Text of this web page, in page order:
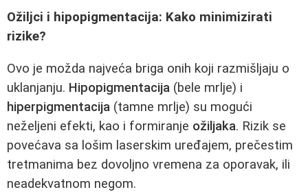
Ožiljci i hipopigmentacija: Kako minimizirati
rizike?
Ovo je možda najveća briga onih koji razmišljaju o
uklanjanju. Hipopigmentacija (bele mrlje) i
hiperpigmentacija (tamne mrlje) su mogući
neželjeni efekti, kao i formiranje ožiljaka. Rizik se
povećava sa lošim laserskim uređajem, prečestim
tretmanima bez dovoljno vremena za oporavak, ili
neadekvatnom negom.